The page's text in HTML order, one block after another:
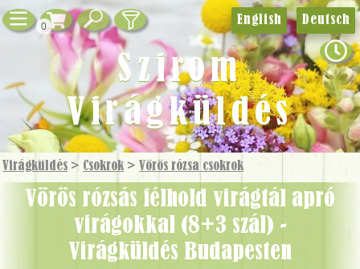
0
Virágküldés > Csokrok > Vörös rózsa csokrok
Vörös rózsás félhold virágtál apró
virágokkal (8+3 szál) -
Virágküldés Budapesten
English Deutsch
Szirom
Virágküldés